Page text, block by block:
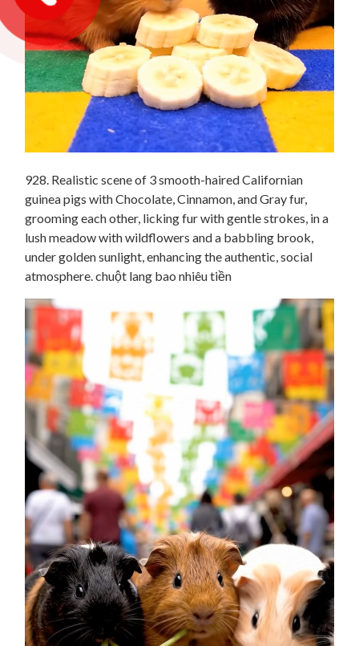
928. Realistic scene of 3 smooth-haired Californian
guinea pigs with Chocolate, Cinnamon, and Gray fur,
grooming each other, licking fur with gentle strokes, in a
lush meadow with wildflowers and a babbling brook,
under golden sunlight, enhancing the authentic, social
atmosphere. chuột lang bao nhiêu tiền